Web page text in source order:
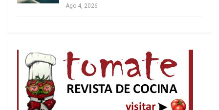
económica, y de colocar bajo tutela territorios
gastos que acarrea habitualmente una anexión
pura y simple. La diferencia con la colonia, es que
el «Estado protegido» conserva formalmente sus
instituciones, pero cede a la «potencia protectora»
su política exterior y, sobre todo, su economía y su
Ago 4, 2026